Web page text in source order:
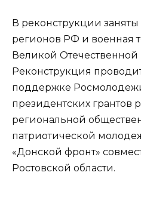
В реконструкции
регионов РФ и военная
Великой Отечественной
Реконструкция
поддержке
президентских грантов
региональной
патриотической
«Донской фронт»
Ростовской области.